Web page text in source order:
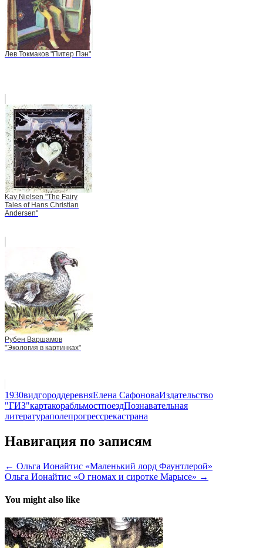
Лев Токмаков "Питер Пэн"
Kay Nielsen "The Fairy
Tales of Hans Christian
Andersen"
Рубен Варшамов
"Экология в картинках"
1930видгороддеревняЕлена СафоноваИздательство
"ГИЗ"картакорабльмостпоездПознавательная
литератураполепрогрессрекастрана
Навигация по записям
← Ольга Ионайтис «Маленький лорд Фаунтлерой»
Ольга Ионайтис «О гномах и сиротке Марысе» →
You might also like